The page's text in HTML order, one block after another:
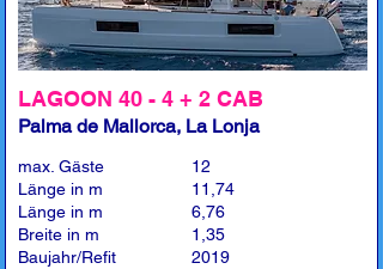
LAGOON 40 - 4 + 2 CAB
Palma de Mallorca, La Lonja
max. Gäste
Länge in m
Länge in m
Breite in m
Baujahr/Refit
12
11,74
6,76
1,35
2019